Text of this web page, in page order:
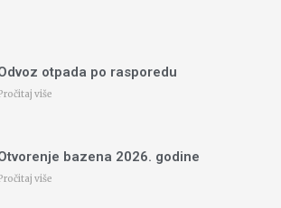
otpada po rasporedu
više
bazena 2026. godine
više